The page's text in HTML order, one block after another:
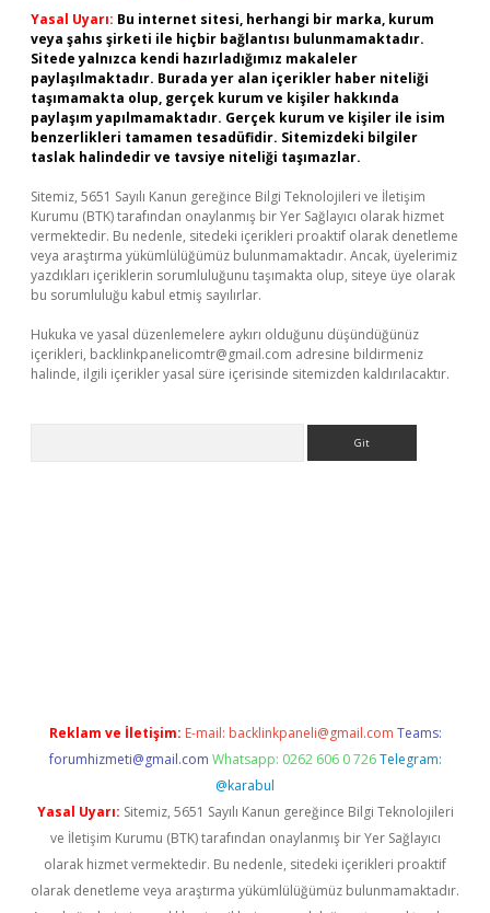
Yasal Uyarı: Bu internet sitesi, herhangi bir marka, kurum
veya şahıs şirketi ile hiçbir bağlantısı bulunmamaktadır.
Sitede yalnızca kendi hazırladığımız makaleler
paylaşılmaktadır. Burada yer alan içerikler haber niteliği
taşımamakta olup, gerçek kurum ve kişiler hakkında
paylaşım yapılmamaktadır. Gerçek kurum ve kişiler ile isim
benzerlikleri tamamen tesadüfidir. Sitemizdeki bilgiler
taslak halindedir ve tavsiye niteliği taşımazlar.
Sitemiz, 5651 Sayılı Kanun gereğince Bilgi Teknolojileri ve İletişim
Kurumu (BTK) tarafından onaylanmış bir Yer Sağlayıcı olarak hizmet
vermektedir. Bu nedenle, sitedeki içerikleri proaktif olarak denetleme
veya araştırma yükümlülüğümüz bulunmamaktadır. Ancak, üyelerimiz
yazdıkları içeriklerin sorumluluğunu taşımakta olup, siteye üye olarak
bu sorumluluğu kabul etmiş sayılırlar.
Hukuka ve yasal düzenlemelere aykırı olduğunu düşündüğünüz
içerikleri, backlinkpanelicomtr@gmail.com adresine bildirmeniz
halinde, ilgili içerikler yasal süre içerisinde sitemizden kaldırılacaktır.
Reklam ve İletişim: E-mail: backlinkpaneli@gmail.com Teams:
forumhizmeti@gmail.com Whatsapp: 0262 606 0 726 Telegram:
@karabul
Yasal Uyarı: Sitemiz, 5651 Sayılı Kanun gereğince Bilgi Teknolojileri
ve İletişim Kurumu (BTK) tarafından onaylanmış bir Yer Sağlayıcı
olarak hizmet vermektedir. Bu nedenle, sitedeki içerikleri proaktif
olarak denetleme veya araştırma yükümlülüğümüz bulunmamaktadır.